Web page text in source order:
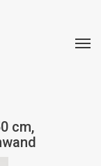
cm,